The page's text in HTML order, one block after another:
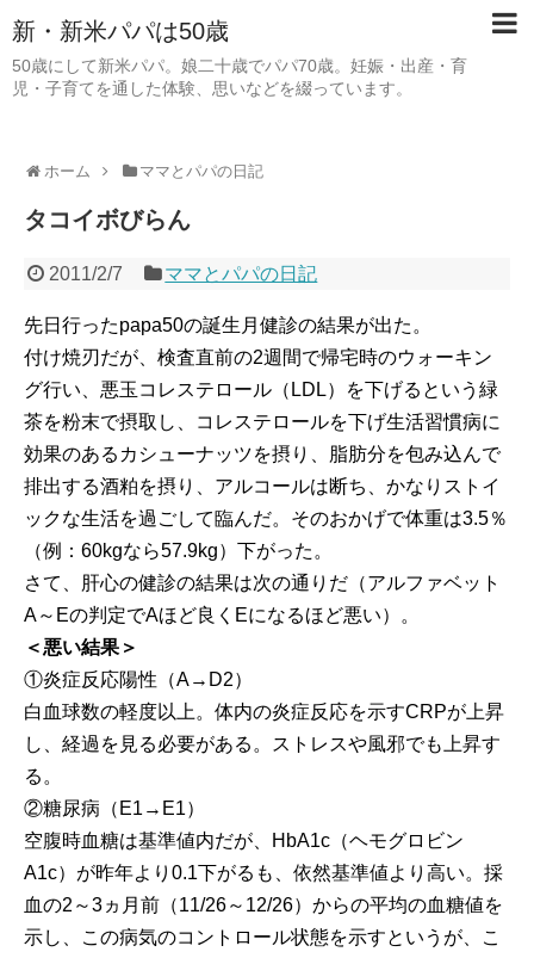
新・新米パパは50歳
50歳にして新米パパ。娘二十歳でパパ70歳。妊娠・出産・育
児・子育てを通した体験、思いなどを綴っています。
ホーム ママとパパの日記
タコイボびらん
2011/2/7 ママとパパの日記
先日行ったpapa50の誕生月健診の結果が出た。
付け焼刃だが、検査直前の2週間で帰宅時のウォーキン
グ行い、悪玉コレステロール（LDL）を下げるという緑
茶を粉末で摂取し、コレステロールを下げ生活習慣病に
効果のあるカシューナッツを摂り、脂肪分を包み込んで
排出する酒粕を摂り、アルコールは断ち、かなりストイ
ックな生活を過ごして臨んだ。そのおかげで体重は3.5％
（例：60kgなら57.9kg）下がった。
さて、肝心の健診の結果は次の通りだ（アルファベット
A～Eの判定でAほど良くEになるほど悪い）。
＜悪い結果＞
①炎症反応陽性（A→D2）
白血球数の軽度以上。体内の炎症反応を示すCRPが上昇
し、経過を見る必要がある。ストレスや風邪でも上昇す
る。
②糖尿病（E1→E1）
空腹時血糖は基準値内だが、HbA1c（ヘモグロビン
A1c）が昨年より0.1下がるも、依然基準値より高い。採
血の2～3ヵ月前（11/26～12/26）からの平均の血糖値を
示し、この病気のコントロール状態を示すというが、こ